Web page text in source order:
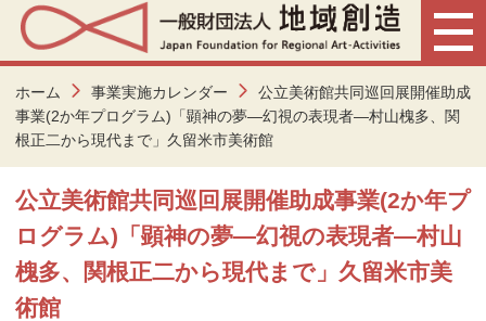
ホーム 事業実施カレンダー
公立美術館共同巡回展開催助成
事業(2か年プログラム)「顕神の夢―幻視の表現者―村山槐多、関
根正二から現代まで」久留米市美術館
公立美術館共同巡回展開催助成事業(2か年プ
ログラム)「顕神の夢―幻視の表現者―村山
槐多、関根正二から現代まで」久留米市美
術館